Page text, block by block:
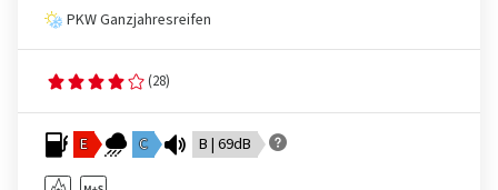
PKW Ganzjahresreifen
(28)
E C B | 69dB